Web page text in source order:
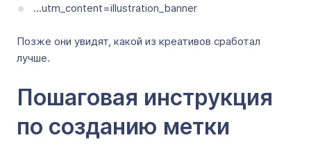
...utm_content=illustration_banner
Позже они увидят, какой из креативов сработал
лучше.
Пошаговая инструкция
по созданию метки